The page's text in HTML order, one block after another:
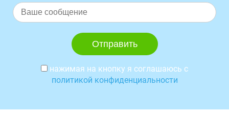
нажимая на кнопку я соглашаюсь с
политикой конфиденциальности